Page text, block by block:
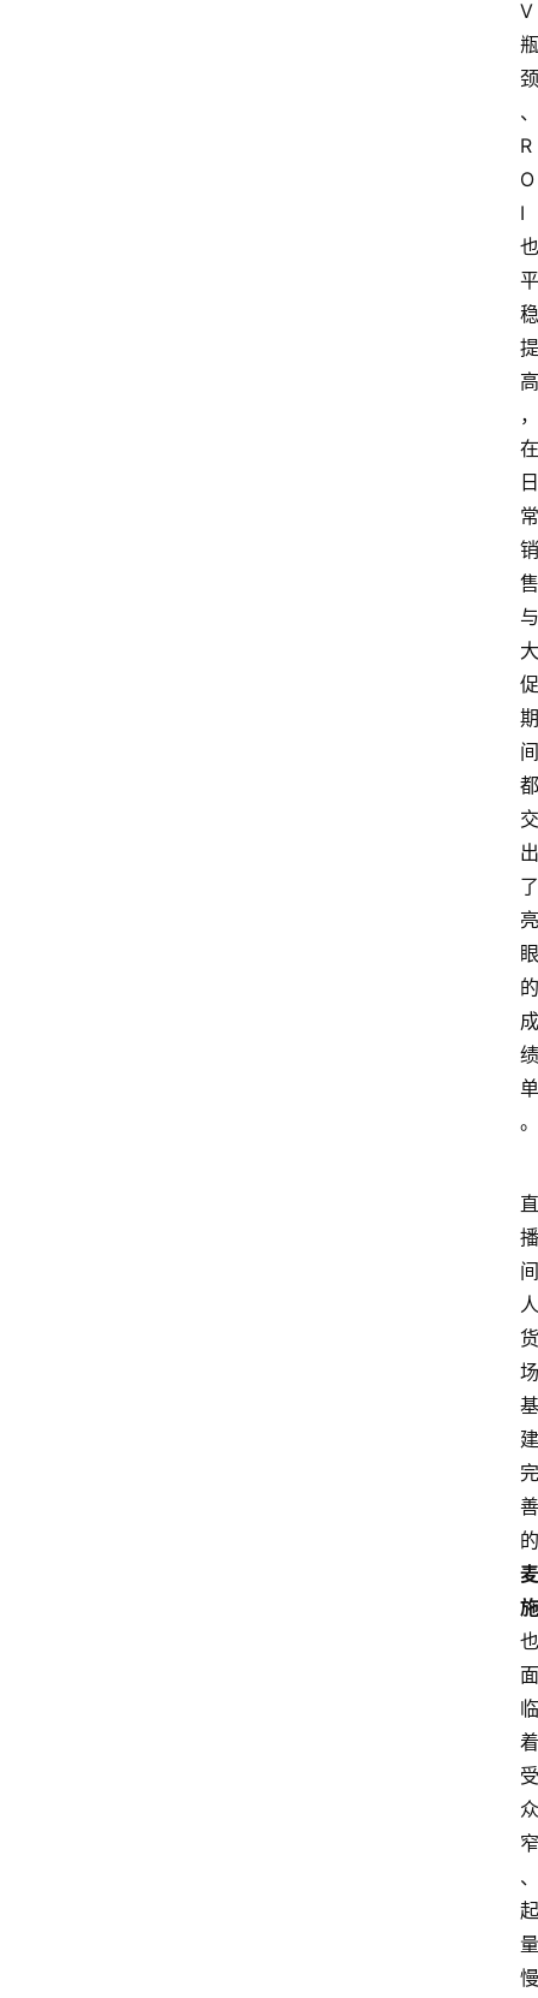
V
瓶
颈
、
R
O
I
也
平
稳
提
高
，
在
日
常
销
售
与
大
促
期
间
都
交
出
了
亮
眼
的
成
绩
单
。
直
播
间
人
货
场
基
建
完
善
的
麦
施
也
面
临
着
受
众
窄
、
起
量
慢